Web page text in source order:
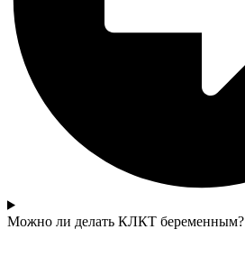
Можно ли делать КЛКТ беременным?